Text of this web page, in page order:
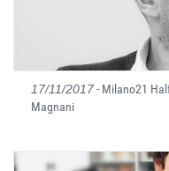
17/11/2017- Milano21
Magnani